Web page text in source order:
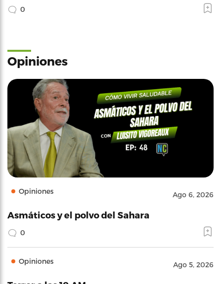
0
Opiniones
Opiniones Ago 6, 2026
Asmáticos y el polvo del Sahara
0
Opiniones Ago 5, 2026